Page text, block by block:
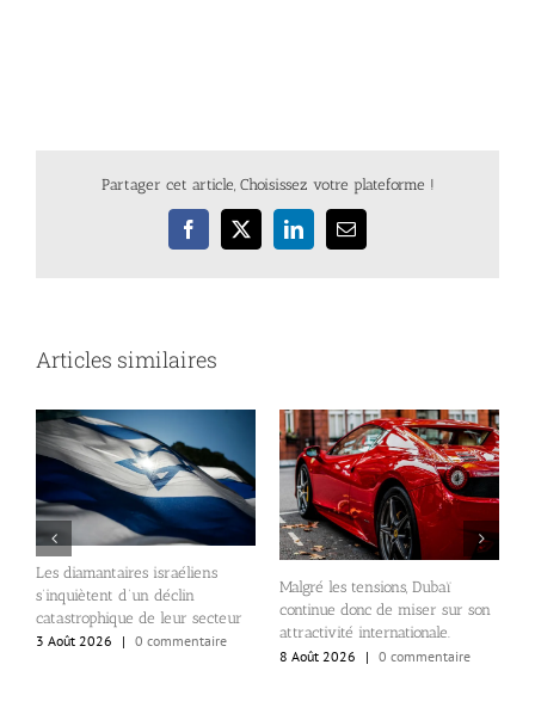
Partager cet article, Choisissez votre plateforme !
Facebook
X LinkedInEmail
Articles similaires
Les diamantaires israéliens
s’inquiètent d’un déclin
catastrophique de leur secteur
3 Août 2026
| 0 commentaire
Malgré les tensions, Dubaï
continue donc de miser sur son
attractivité internationale.
8 Août 2026
| 0 commentaire